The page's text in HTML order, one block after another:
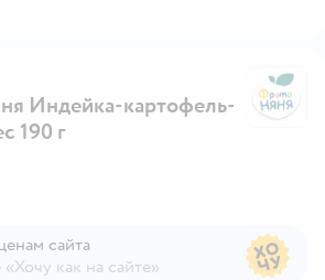
Индейка-картофель-
190 г
сайта
как на сайте»